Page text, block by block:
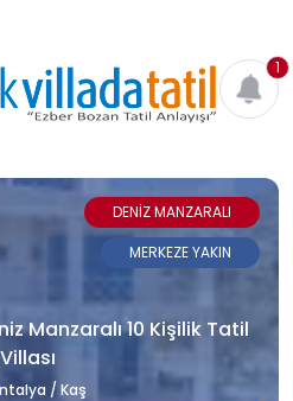
1
Manzaralı 10 Kişilik Tatil
Villası
/ Kaş
DENİZ MANZARALI
MERKEZE YAKIN